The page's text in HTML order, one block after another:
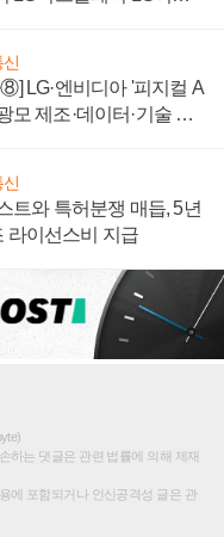
신
LG·엔비디아 '피지컬 A
모 제조·데이터·기술 결
신
트와 특허분쟁 매듭, 5년
라이선스비 지급
하는 댓글은 관련 법률에 의해 제재
에 포함되거나 인신공격성 글은 관